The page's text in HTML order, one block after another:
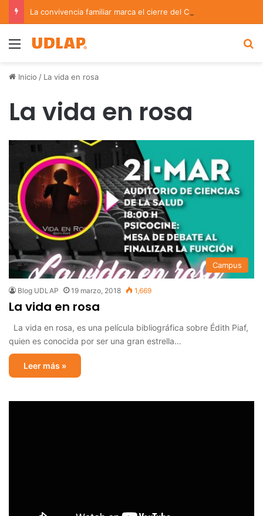
Menu
Inicio / La vida en rosa
La vida en rosa
Campus
Blog UDLAP 19 marzo, 2018 1,669
La vida en rosa
La vida en rosa, es una película bibliográfica sobre Édith Piaf,
quien es conocida por ser una gran estrella…
Leer más »